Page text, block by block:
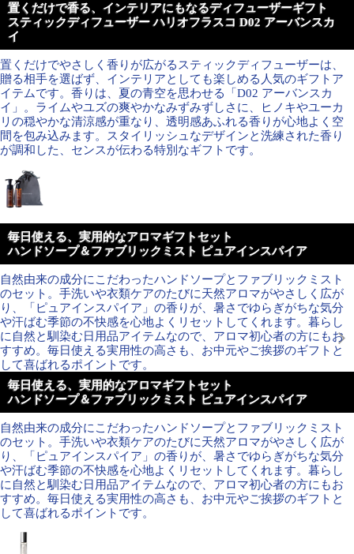
置くだけで香る、インテリアにもなるディフューザーギフト
スティックディフューザー ハリオフラスコ D02 アーバンスカ
イ
置くだけでやさしく香りが広がるスティックディフューザーは、
贈る相手を選ばず、インテリアとしても楽しめる人気のギフトア
イテムです。香りは、夏の青空を思わせる「D02 アーバンスカ
イ」。ライムやユズの爽やかなみずみずしさに、ヒノキやユーカ
リの穏やかな清涼感が重なり、透明感あふれる香りが心地よく空
間を包み込みます。スタイリッシュなデザインと洗練された香り
が調和した、センスが伝わる特別なギフトです。
毎日使える、実用的なアロマギフトセット
ハンドソープ＆ファブリックミスト ピュアインスパイア
自然由来の成分にこだわったハンドソープとファブリックミスト
のセット。手洗いや衣類ケアのたびに天然アロマがやさしく広が
り、「ピュアインスパイア」の香りが、暑さでゆらぎがちな気分
や汗ばむ季節の不快感を心地よくリセットしてくれます。暮らし
に自然と馴染む日用品アイテムなので、アロマ初心者の方にもお
すすめ。毎日使える実用性の高さも、お中元やご挨拶のギフトと
して喜ばれるポイントです。
毎日使える、実用的なアロマギフトセット
ハンドソープ＆ファブリックミスト ピュアインスパイア
自然由来の成分にこだわったハンドソープとファブリックミスト
のセット。手洗いや衣類ケアのたびに天然アロマがやさしく広が
り、「ピュアインスパイア」の香りが、暑さでゆらぎがちな気分
や汗ばむ季節の不快感を心地よくリセットしてくれます。暮らし
に自然と馴染む日用品アイテムなので、アロマ初心者の方にもお
すすめ。毎日使える実用性の高さも、お中元やご挨拶のギフトと
して喜ばれるポイントです。